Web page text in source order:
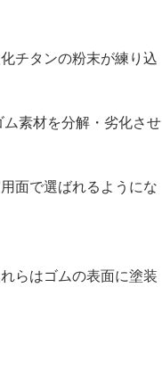
チタンの粉末が練り込
素材を分解・劣化させ
面で選ばれるようにな
らはゴムの表面に塗装